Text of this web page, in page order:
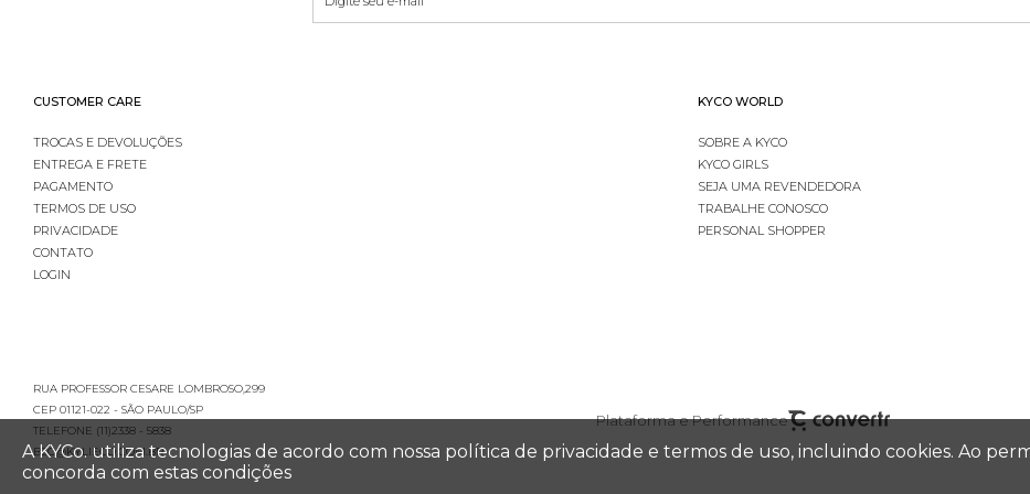
CUSTOMER CARE
TROCAS E DEVOLUÇÕES
ENTREGA E FRETE
PAGAMENTO
TERMOS DE USO
PRIVACIDADE
CONTATO
LOGIN
KYCO WORLD
SOBRE A KYCO
KYCO GIRLS
SEJA UMA REVENDEDORA
TRABALHE CONOSCO
PERSONAL SHOPPER
RUA PROFESSOR CESARE LOMBROSO,299
CEP 01121-022 - SÃO PAULO/SP
TELEFONE (11)2338 - 5838
B2C@KYLIECO.COM.BR
Plataforma e Performance
A KYCo. utiliza tecnologias de acordo com nossa política de privacidade e termos de uso, incluindo cookies. Ao
concorda com estas condições